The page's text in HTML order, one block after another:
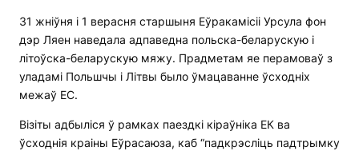
31 жніўня і 1 верасня старшыня Еўракамісіі Урсула фон
дэр Ляен наведала адпаведна польска-беларускую і
літоўска-беларускую мяжу. Прадметам яе перамоваў з
уладамі Польшчы і Літвы было ўмацаванне ўсходніх
межаў ЕС.
Візіты адбыліся ў рамках паездкі кіраўніка ЕК ва
ўсходнія краіны Еўрасаюза, каб “падкрэсліць падтрымку